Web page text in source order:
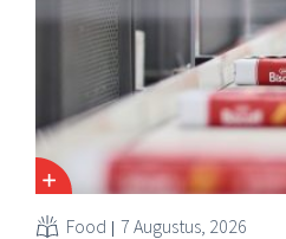
Food 7 Augustus, 2026